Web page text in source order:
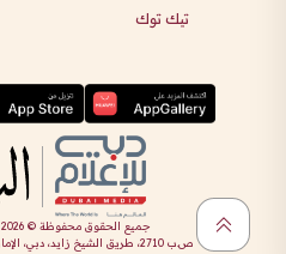
تيك توك
جميع الحقوق محفوظة ©2026
ص.ب 2710، طريق الشيخ زايد، دبي، الإمارات العربية المتحدة